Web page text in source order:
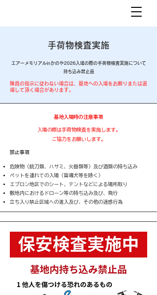
​手荷物検査実施
エアーメモリアルinかのや2026入場の際の手荷物検査実施について
​持ち込み禁止品
隊員の指示に従わない場合は、基地への入場をお断りまたは退
場して頂く場合があります。
​基地入場時の注意事項
入場の際は手荷物検査を実施します。
ご協力をお願いします。
禁止事項
危険物（銃刀類、ハサミ、火器類等）及び酒類の持ち込み
ペットを連れての入場（盲導犬等を除く）
エプロン地区でのシート、テントなどによる場所取り
敷地内におけるドローン等の持ち込み及び、飛行
立ち入り禁止区域への進入及び、その他の迷惑行為